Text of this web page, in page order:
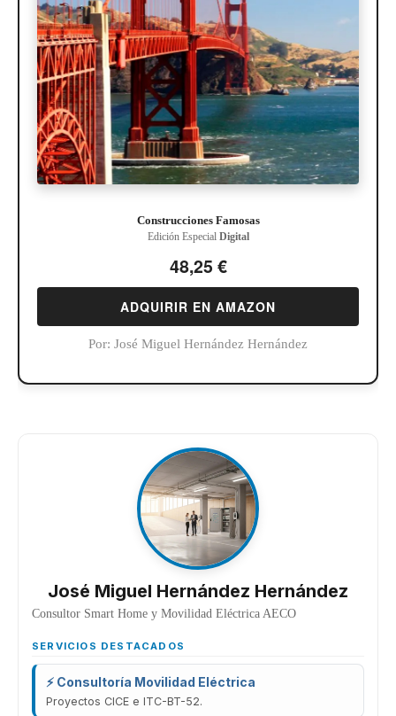
Construcciones Famosas
Edición Especial Digital
48,25 €
ADQUIRIR EN AMAZON
Por: José Miguel Hernández Hernández
José Miguel Hernández Hernández
Consultor Smart Home y Movilidad Eléctrica AECO
SERVICIOS DESTACADOS
⚡ Consultoría Movilidad Eléctrica
Proyectos CICE e ITC-BT-52.